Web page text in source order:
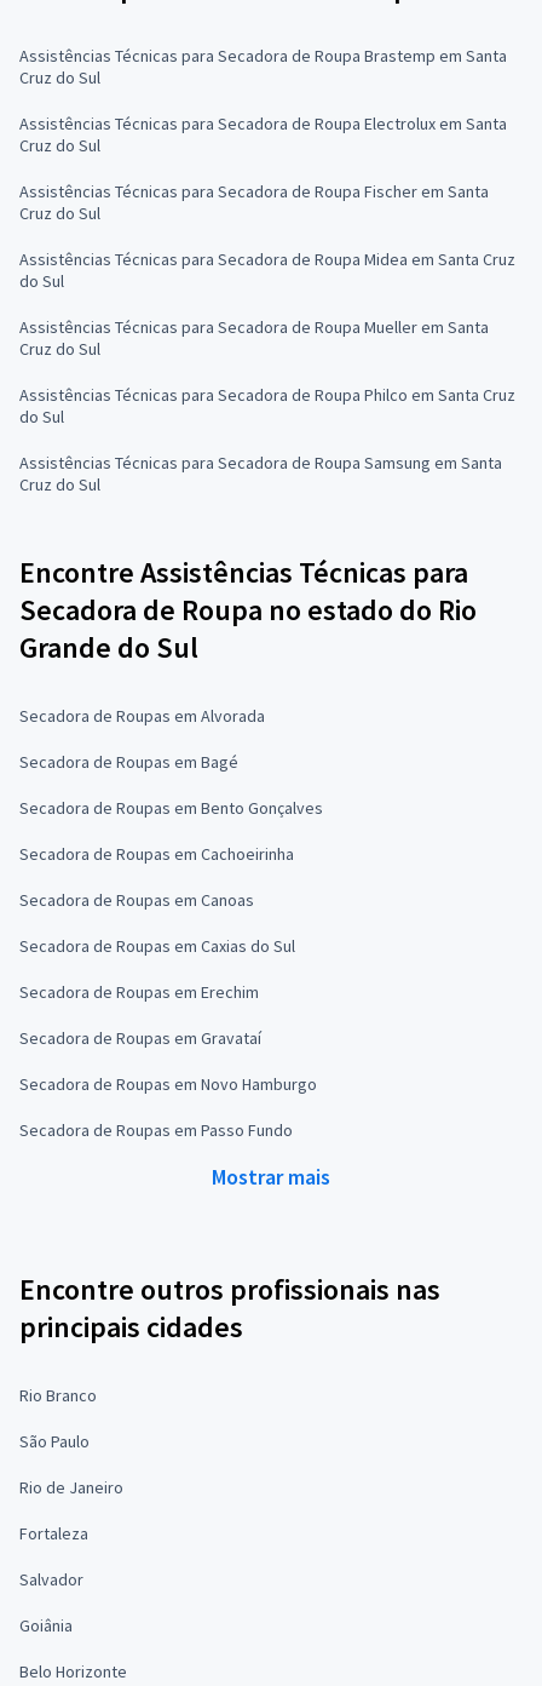
Assistências Técnicas para Secadora de Roupa Brastemp em Santa
Cruz do Sul
Assistências Técnicas para Secadora de Roupa Electrolux em Santa
Cruz do Sul
Assistências Técnicas para Secadora de Roupa Fischer em Santa
Cruz do Sul
Assistências Técnicas para Secadora de Roupa Midea em Santa Cruz
do Sul
Assistências Técnicas para Secadora de Roupa Mueller em Santa
Cruz do Sul
Assistências Técnicas para Secadora de Roupa Philco em Santa Cruz
do Sul
Assistências Técnicas para Secadora de Roupa Samsung em Santa
Cruz do Sul
Encontre Assistências Técnicas para
Secadora de Roupa no estado do Rio
Grande do Sul
Secadora de Roupas em Alvorada
Secadora de Roupas em Bagé
Secadora de Roupas em Bento Gonçalves
Secadora de Roupas em Cachoeirinha
Secadora de Roupas em Canoas
Secadora de Roupas em Caxias do Sul
Secadora de Roupas em Erechim
Secadora de Roupas em Gravataí
Secadora de Roupas em Novo Hamburgo
Secadora de Roupas em Passo Fundo
Mostrar mais
Encontre outros profissionais nas
principais cidades
Rio Branco
São Paulo
Rio de Janeiro
Fortaleza
Salvador
Goiânia
Belo Horizonte